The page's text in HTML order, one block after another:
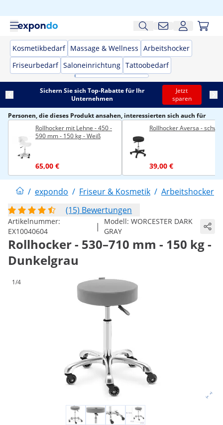
Kosmetikbedarf Massage & Wellness Arbeitshocker
Friseurbedarf Saloneinrichtung Tattoobedarf
Sichern Sie sich Top-Rabatte für Ihr
Unternehmen
Jetzt
sparen
Personen, die dieses Produkt ansahen, interessierten sich auch für
Rollhocker mit Lehne - 450 -
590 mm - 150 kg - Weiß
65,00 €
Rollhocker Aversa -
39,00 €
/ expondo / Friseur & Kosmetik / Arbeitshocker
(15) Bewertungen
Artikelnummer:
EX10040604
| Modell: WORCESTER DARK
GRAY
Rollhocker - 530–710 mm - 150 kg -
Dunkelgrau
1/4